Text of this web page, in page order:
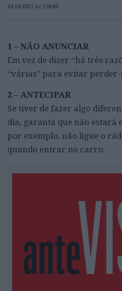
04.10.2025 às 15h00
1 – NÃO ANUNCIAR
Em vez de dizer “há três
“várias” para evitar perder-
2 – ANTECIPAR
Se tiver de fazer algo
dia, garanta que não estará
por exemplo, não ligue o
quando entrar no carro.